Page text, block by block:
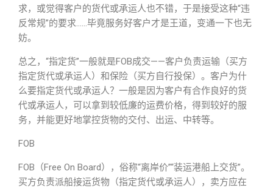
求，或觉得客户的货代或承运人也不错，于是接受这种“违
反常规”的要求……毕竟服务好客户才是王道，变通一下也无
妨。
总之，“指定货”一般就是FOB成交——客户负责运输（买方
指定货代或承运人）和保险（买方自行投保）。客户为什
么要指定货代或承运人？一般是因为客户有合作良好的货
代或承运人，可以拿到较低廉的运费价格，得到较好的服
务，并能更好地掌控货物的交付、出运、中转等。
FOB
FOB（Free On Board），俗称“离岸价”“装运港船上交货”。
买方负责派船接运货物（指定货代或承运人），卖方应在